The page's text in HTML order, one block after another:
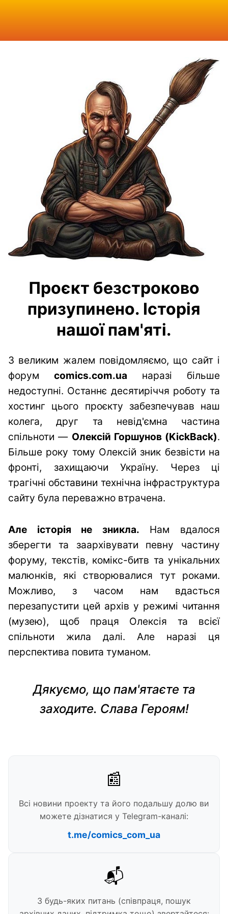
Проєкт безстроково
призупинено. Історія
нашої пам'яті.
З великим жалем повідомляємо, що сайт і
форум comics.com.ua наразі більше
недоступні. Останнє десятиріччя роботу та
хостинг цього проєкту забезпечував наш
колега, друг та невід'ємна частина
спільноти — Олексій Горшунов (KickBack).
Більше року тому Олексій зник безвісти на
фронті, захищаючи Україну. Через ці
трагічні обставини технічна інфраструктура
сайту була переважно втрачена.
Але історія не зникла. Нам вдалося
зберегти та заархівувати певну частину
форуму, текстів, комікс-битв та унікальних
малюнків, які створювалися тут роками.
Можливо, з часом нам вдасться
перезапустити цей архів у режимі читання
(музею), щоб праця Олексія та всієї
спільноти жила далі. Але наразі ця
перспектива повита туманом.
Дякуємо, що пам'ятаєте та
заходите. Слава Героям!
📰
Всі новини проекту та його подальшу долю ви
можете дізнатися у Telegram-каналі:
t.me/comics_com_ua
📬
З будь-яких питань (співпраця, пошук